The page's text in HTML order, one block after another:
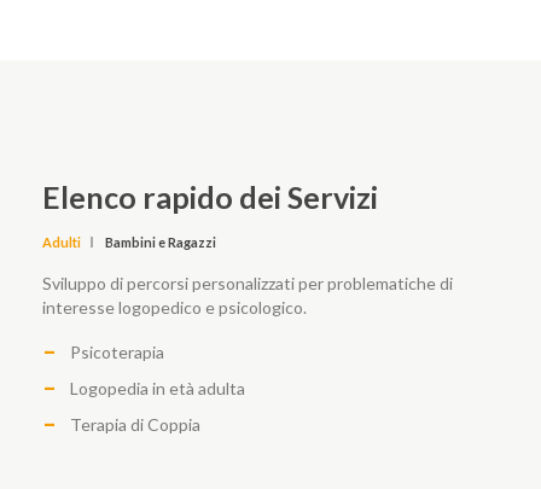
Elenco rapido dei Servizi
Adulti Bambini e Ragazzi
Sviluppo di percorsi personalizzati per problematiche di
interesse logopedico e psicologico.
Psicoterapia
Logopedia in età adulta
Terapia di Coppia